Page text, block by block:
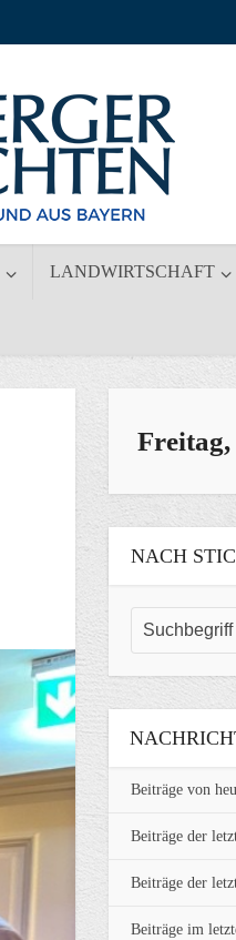
LANDWIRTSCHAFT
Freitag,
NACH
Beiträge von
Beiträge der
Beiträge der
Beiträge im